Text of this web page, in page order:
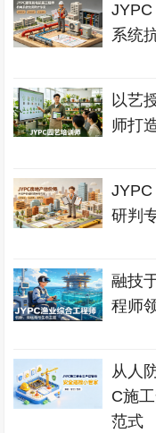
系统
以艺
师打
研判
融技
程师
从人
C施
范式